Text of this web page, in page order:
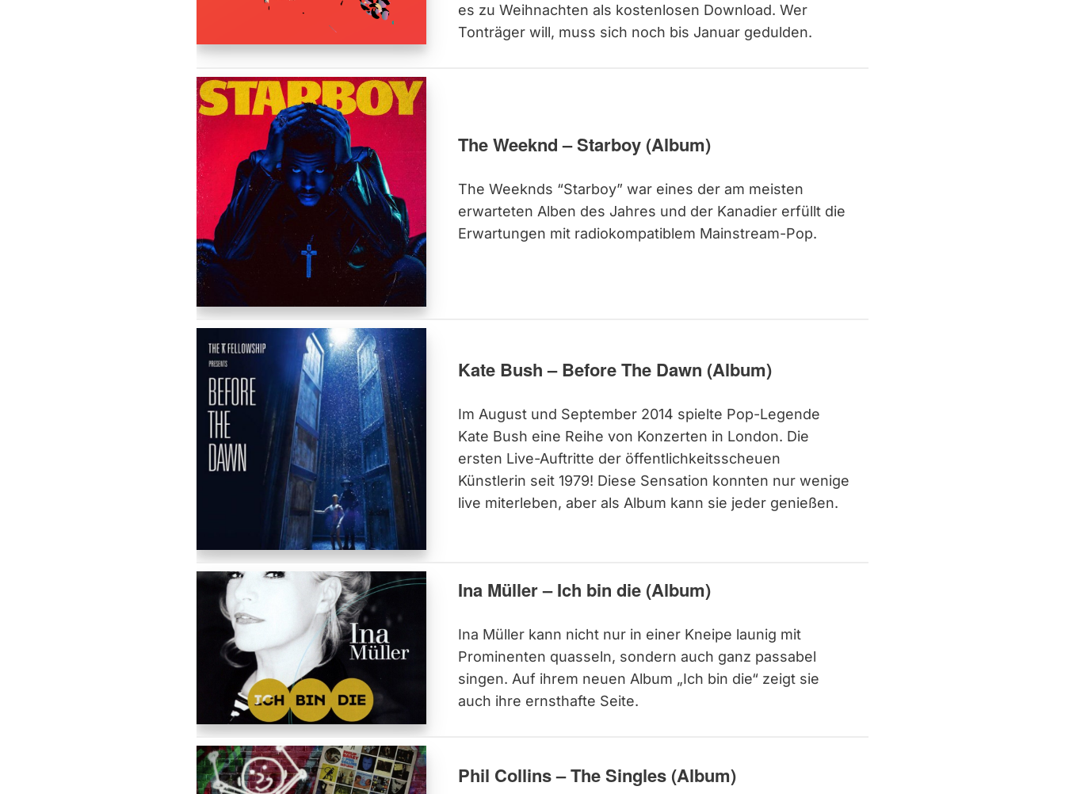
es zu Weihnachten als kostenlosen Download. Wer
Tonträger will, muss sich noch bis Januar gedulden.
The Weeknd – Starboy (Album)
The Weeknds “Starboy” war eines der am meisten
erwarteten Alben des Jahres und der Kanadier erfüllt die
Erwartungen mit radiokompatiblem Mainstream-Pop.
Kate Bush – Before The Dawn (Album)
Im August und September 2014 spielte Pop-Legende
Kate Bush eine Reihe von Konzerten in London. Die
ersten Live-Auftritte der öffentlichkeitsscheuen
Künstlerin seit 1979! Diese Sensation konnten nur wenige
live miterleben, aber als Album kann sie jeder genießen.
Ina Müller – Ich bin die (Album)
Ina Müller kann nicht nur in einer Kneipe launig mit
Prominenten quasseln, sondern auch ganz passabel
singen. Auf ihrem neuen Album „Ich bin die“ zeigt sie
auch ihre ernsthafte Seite.
Phil Collins – The Singles (Album)